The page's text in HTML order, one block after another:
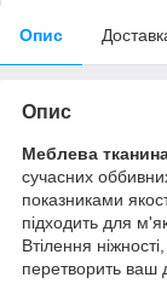
Опис
Опис
Меблева
сучасних
показниками
підходить для
Втілення
перетворить ваш